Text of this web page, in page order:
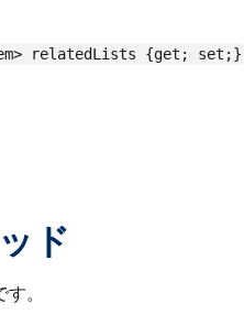
relatedLists {get; set;}
ド
。